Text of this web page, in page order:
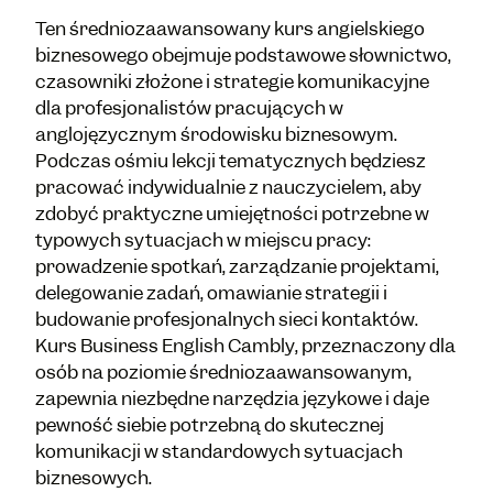
Ten średniozaawansowany kurs angielskiego
biznesowego obejmuje podstawowe słownictwo,
czasowniki złożone i strategie komunikacyjne
dla profesjonalistów pracujących w
anglojęzycznym środowisku biznesowym.
Podczas ośmiu lekcji tematycznych będziesz
pracować indywidualnie z nauczycielem, aby
zdobyć praktyczne umiejętności potrzebne w
typowych sytuacjach w miejscu pracy:
prowadzenie spotkań, zarządzanie projektami,
delegowanie zadań, omawianie strategii i
budowanie profesjonalnych sieci kontaktów.
Kurs Business English Cambly, przeznaczony dla
osób na poziomie średniozaawansowanym,
zapewnia niezbędne narzędzia językowe i daje
pewność siebie potrzebną do skutecznej
komunikacji w standardowych sytuacjach
biznesowych.